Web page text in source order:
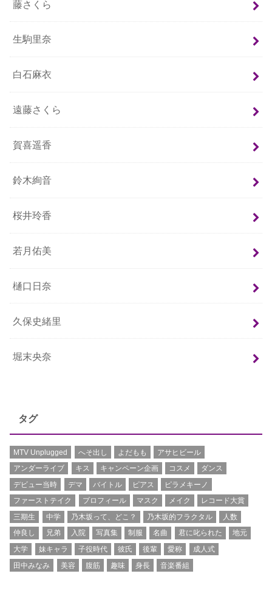
藤さくら
生駒里奈
白石麻衣
遠藤さくら
賀喜遥香
鈴木絢音
桜井玲香
若月佑美
樋口日奈
久保史緒里
堀末央奈
タグ
MTV Unplugged へそ出し よだもも
アサヒビール
アンダーライブ
キス キャンペーン企画 コスメ
ダンス
デビュー当時
デマ バイトル ピアス
ピラメキーノ
ファーストテイク
プロフィール マスク メイク
レコード大賞
三期生
中学 乃木坂って、どこ？ 乃木坂的フラクタル
人数
仲良し
兄弟 入院 写真集 制服 名曲 君に叱られた
地元
大学
妹キャラ 子役時代 彼氏 後輩 愛称
成人式
田中みなみ
美容 腹筋 趣味 身長 音楽番組